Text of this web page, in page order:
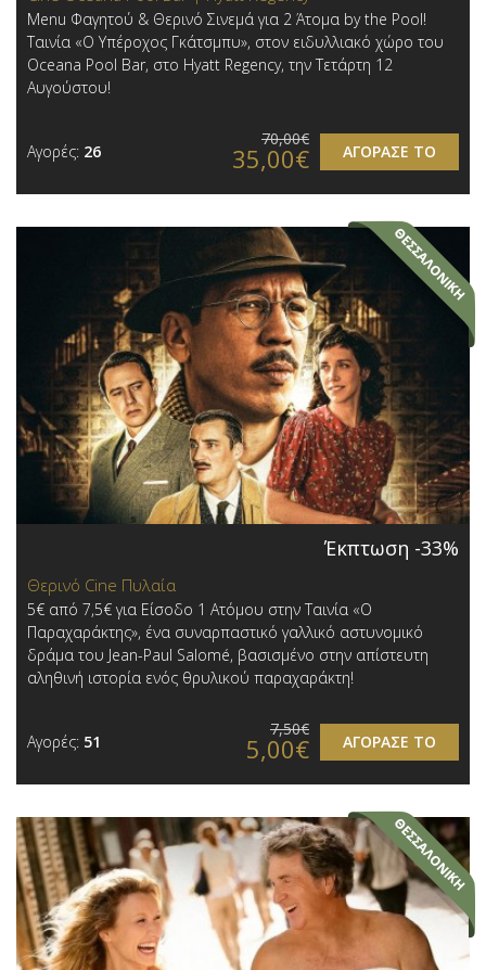
Menu Φαγητού & Θερινό Σινεμά για 2 Άτομα by the Pool!
Ταινία «Ο Υπέροχος Γκάτσμπυ», στον ειδυλλιακό χώρο του
Oceana Pool Bar, στο Hyatt Regency, την Τετάρτη 12
Αυγούστου!
Αγορές: 26 ΑΓΟΡΑΣΕ ΤΟ
70,00€
35,00€
Έκπτωση -33%
Θερινό Cine Πυλαία
5€ από 7,5€ για Είσοδο 1 Ατόμου στην Ταινία «Ο
Παραχαράκτης», ένα συναρπαστικό γαλλικό αστυνομικό
δράμα του Jean-Paul Salomé, βασισμένο στην απίστευτη
αληθινή ιστορία ενός θρυλικού παραχαράκτη!
Αγορές: 51 ΑΓΟΡΑΣΕ ΤΟ
7,50€
5,00€